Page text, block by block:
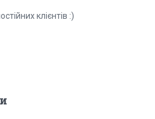
клієнтів :)